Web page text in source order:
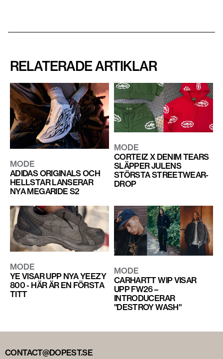
RELATERADE ARTIKLAR
MODE
ADIDAS ORIGINALS OCH
HELLSTAR LANSERAR
NYA MEGARIDE S2
MODE
CORTEIZ X DENIM TEARS
SLÄPPER JULENS
STÖRSTA STREETWEAR-
DROP
MODE
YE VISAR UPP NYA YEEZY
800 - HÄR ÄR EN FÖRSTA
TITT
MODE
CARHARTT WIP VISAR
UPP FW26 –
INTRODUCERAR
"DESTROY WASH"
CONTACT@DOPEST.SE